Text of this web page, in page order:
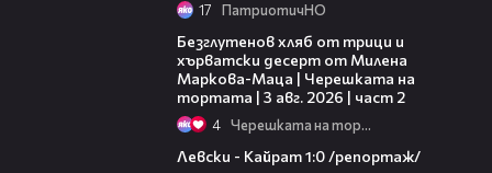
17 ПатриотичНО
Безглутенов хляб от трици и
хърватски десерт от Милена
Маркова-Маца | Черешката на
тортата | 3 авг. 2026 | част 2
4 Черешката на тортата
Левски - Кайрат 1:0 /репортаж/